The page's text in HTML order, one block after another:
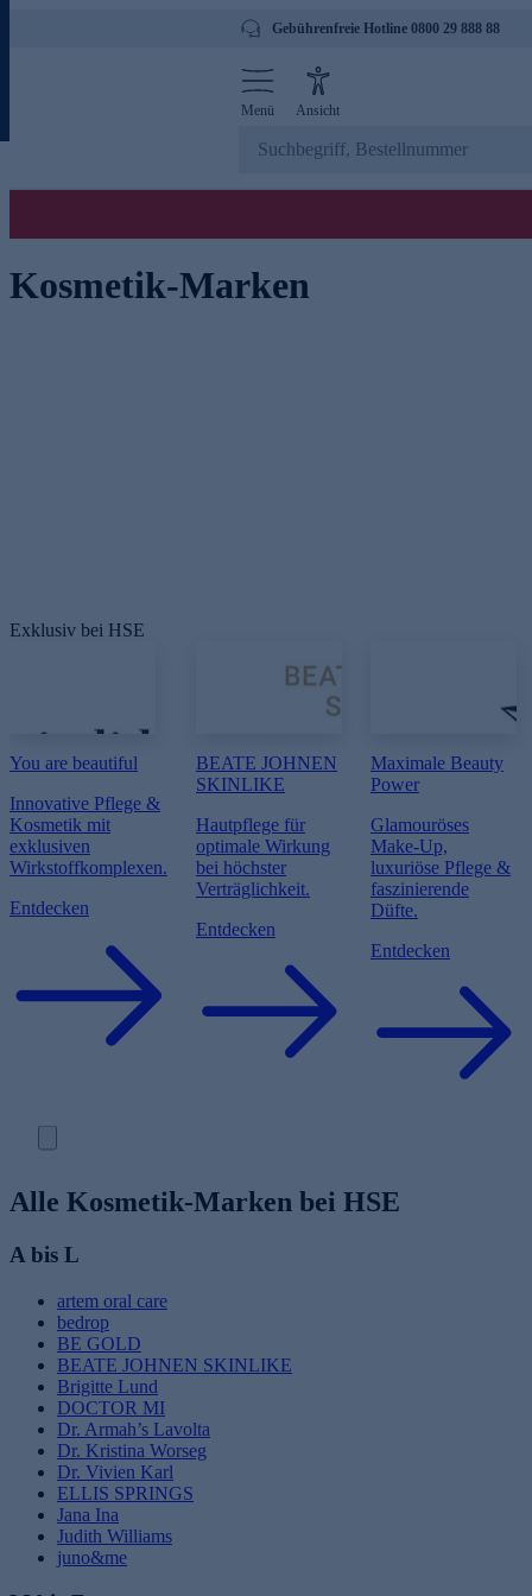
Gebührenfreie Hotline 0800 29 888 88
Menü Ansicht
Kosmetik-Marken
Exklusiv bei HSE
You are beautiful
Innovative Pflege &
Kosmetik mit
exklusiven
Wirkstoffkomplexen.
Entdecken
BEATE JOHNEN
SKINLIKE
Hautpflege für
optimale Wirkung
bei höchster
Verträglichkeit.
Entdecken
Maximale Beauty
Power
Glamouröses
Make-Up,
luxuriöse Pflege &
faszinierende
Düfte.
Entdecken
Alle Kosmetik-Marken bei HSE
A bis L
artem oral care
bedrop
BE GOLD
BEATE JOHNEN SKINLIKE
Brigitte Lund
DOCTOR MI
Dr. Armah’s Lavolta
Dr. Kristina Worseg
Dr. Vivien Karl
ELLIS SPRINGS
Jana Ina
Judith Williams
juno&me